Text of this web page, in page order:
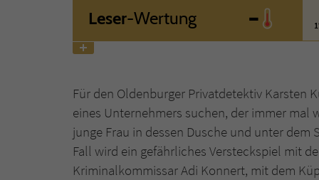
Leser-Wertung -
Für den Oldenburger Privatdetektiv Karsten
eines Unternehmers suchen, der immer mal
junge Frau in dessen Dusche und unter
Fall wird ein gefährliches Versteckspiel mit
Kriminalkommissar Adi Konnert, mit dem